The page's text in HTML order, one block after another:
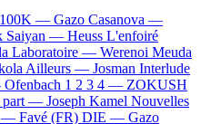
100K — Gazo Casanova —
Saiyan — Heuss L'enfoiré
Laboratoire — Werenoi Meuda
Ailleurs — Josman Interlude
Ofenbach 1 2 3 4 — ZOKUSH
part — Joseph Kamel Nouvelles
— Favé (FR) DIE — Gazo